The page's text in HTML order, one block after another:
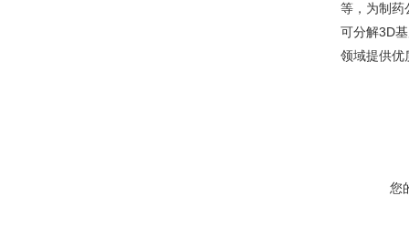
等，为制药
可分解3D
领域提供优
您